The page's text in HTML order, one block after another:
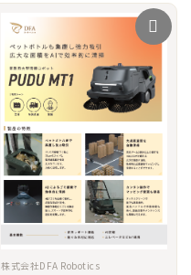
株式会社DFA Robotics